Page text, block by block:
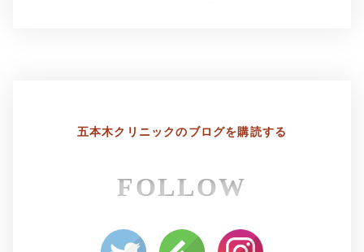
五本木クリニックのブログを購読する
FOLLOW